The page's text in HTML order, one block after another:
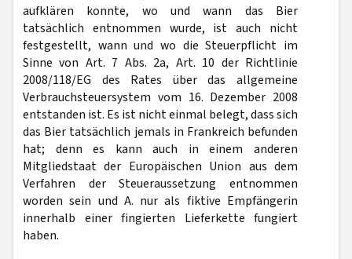
aufklären konnte, wo und wann das Bier
tatsächlich entnommen wurde, ist auch nicht
festgestellt, wann und wo die Steuerpflicht im
Sinne von Art. 7 Abs. 2a, Art. 10 der Richtlinie
2008/118/EG des Rates über das allgemeine
Verbrauchsteuersystem vom 16. Dezember 2008
entstanden ist. Es ist nicht einmal belegt, dass sich
das Bier tatsächlich jemals in Frankreich befunden
hat; denn es kann auch in einem anderen
Mitgliedstaat der Europäischen Union aus dem
Verfahren der Steueraussetzung entnommen
worden sein und A. nur als fiktive Empfängerin
innerhalb einer fingierten Lieferkette fungiert
haben.